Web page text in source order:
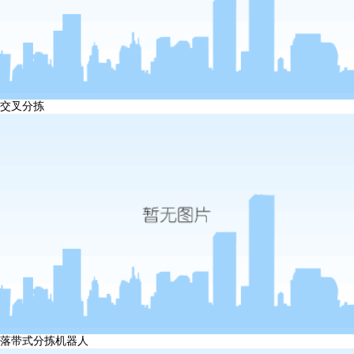
交叉分拣
落带式分拣机器人